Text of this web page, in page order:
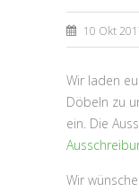
10 Okt
Wir laden
Döbeln zu
ein. Die
Wir